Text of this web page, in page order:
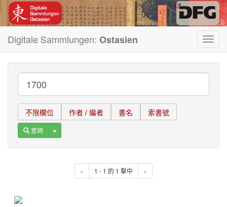
Digitale Sammlungen: Ostasien
不限欄位 作者 / 編者 書名 索書號
查詢 Toggle Dropdown
« 1 - 1 的 1 擊中 »